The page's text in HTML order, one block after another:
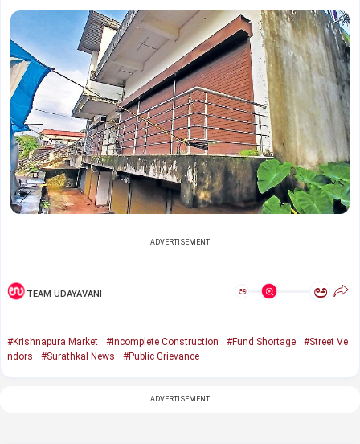
ADVERTISEMENT
TEAM UDAYAVANI ಅ ಅ
#Krishnapura Market #Incomplete Construction #Fund Shortage
#Street Ve
ndors
#Surathkal News #Public Grievance
ADVERTISEMENT